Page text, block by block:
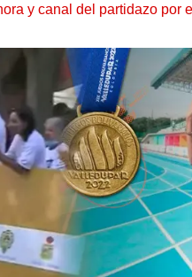
y canal del partidazo por